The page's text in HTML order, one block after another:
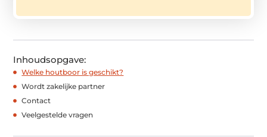
Inhoudsopgave:
Welke houtboor is geschikt?
Wordt zakelijke partner
Contact
Veelgestelde vragen